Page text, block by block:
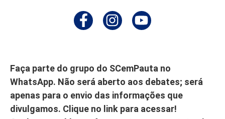
Faça parte do grupo do SCemPauta no
WhatsApp. Não será aberto aos debates; será
apenas para o envio das informações que
divulgamos. Clique no link para acessar!